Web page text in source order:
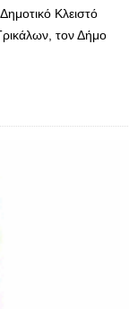
Κλειστό
τον Δήμο